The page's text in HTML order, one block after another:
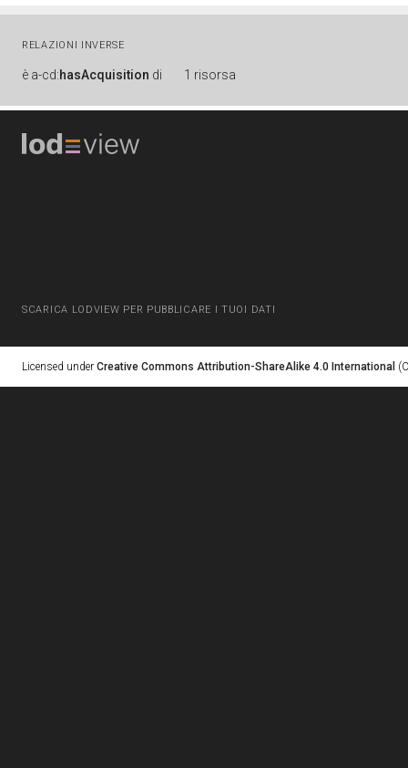
RELAZIONI INVERSE
è a-cd:hasAcquisition di 1 risorsa
SCARICA LODVIEW PER PUBBLICARE I TUOI DATI
Licensed under Creative Commons Attribution-ShareAlike 4.0 International